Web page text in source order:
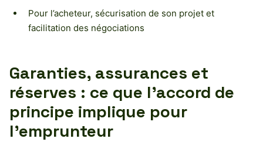
Pour l’acheteur, sécurisation de son projet et
facilitation des négociations
Garanties, assurances et
réserves : ce que l’accord de
principe implique pour
l’emprunteur